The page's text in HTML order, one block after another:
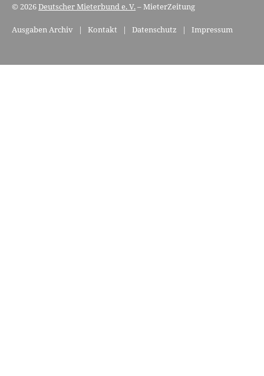
© 2026Deutscher Mieterbund e. V.– MieterZeitung
Ausgaben Archiv |Kontakt |Datenschutz |Impressum